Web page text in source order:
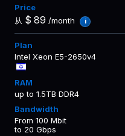
从 $ 89 /month i
Intel Xeon E5-2650v4
up to 1.5TB DDR4
From 100 Mbit
to 20 Gbps